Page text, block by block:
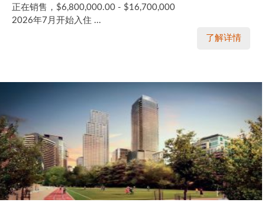
正在销售，$6,800,000.00 - $16,700,000
2026年7月开始入住 ...
了解详情